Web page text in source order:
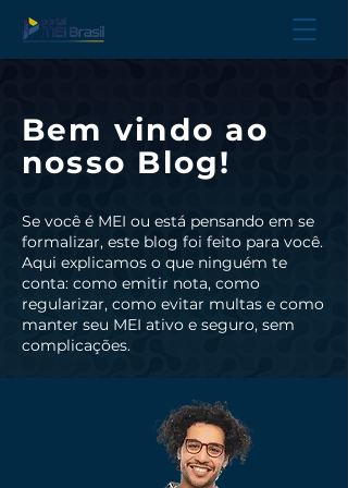
Bem vindo ao
nosso Blog!
Se você é MEI ou está pensando em se
formalizar, este blog foi feito para você.
Aqui explicamos o que ninguém te
conta: como emitir nota, como
regularizar, como evitar multas e como
manter seu MEI ativo e seguro, sem
complicações.